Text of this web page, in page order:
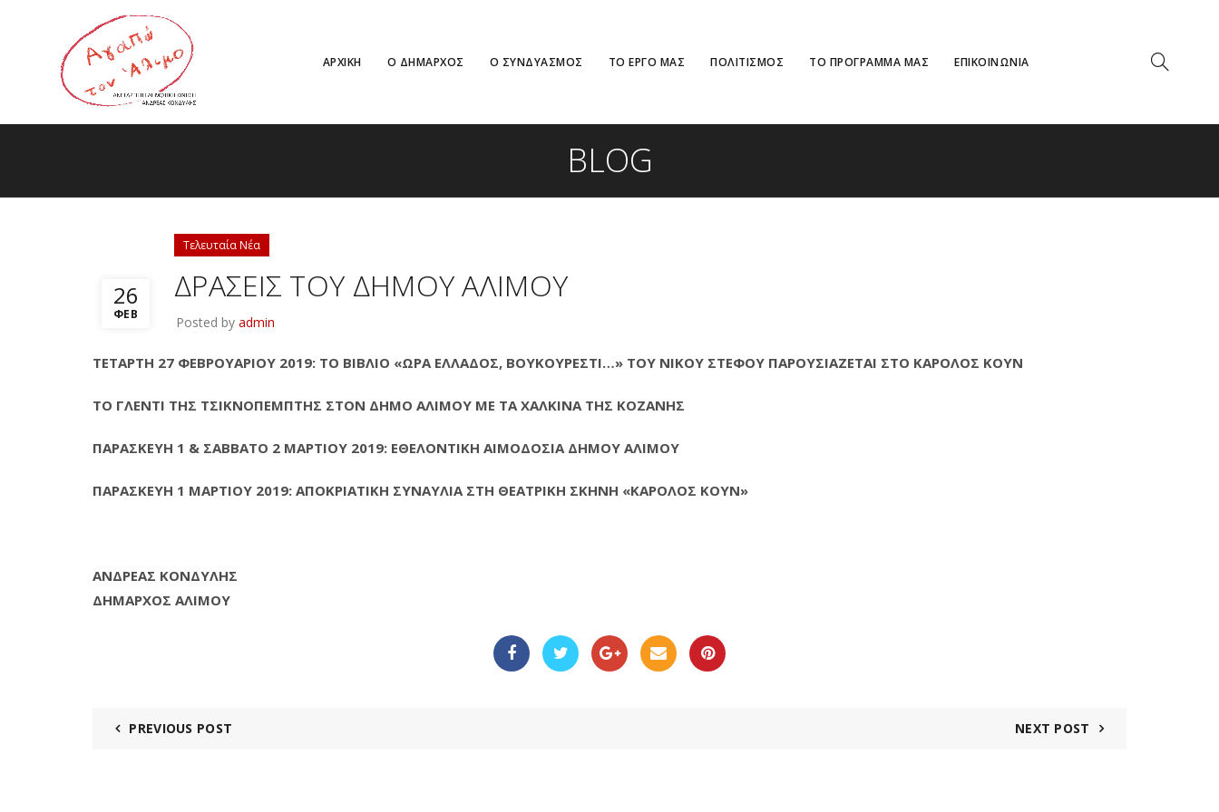
ΑΡΧΙΚΗ Ο ΔΗΜΑΡΧΟΣ Ο ΣΥΝΔΥΑΣΜΟΣ ΤΟ ΕΡΓΟ ΜΑΣ ΠΟΛΙΤΙΣΜΟΣ ΤΟ ΠΡΟΓΡΑΜΜΑ ΜΑΣ ΕΠΙΚΟΙΝΩΝΙΑ
BLOG
26
ΦΕΒ
Τελευταία Νέα
ΔΡΑΣΕΙΣ ΤΟΥ ΔΗΜΟΥ ΑΛΙΜΟΥ
Posted by admin
ΤΕΤΑΡΤΗ 27 ΦΕΒΡΟΥΑΡΙΟΥ 2019: ΤΟ ΒΙΒΛΙΟ «ΩΡΑ ΕΛΛΑΔΟΣ, ΒΟΥΚΟΥΡΕΣΤΙ…» ΤΟΥ ΝΙΚΟΥ ΣΤΕΦΟΥ ΠΑΡΟΥΣΙΑΖΕΤΑΙ ΣΤΟ ΚΑΡΟΛΟΣ ΚΟΥΝ
ΤΟ ΓΛΕΝΤΙ ΤΗΣ ΤΣΙΚΝΟΠΕΜΠΤΗΣ ΣΤΟΝ ΔΗΜΟ ΑΛΙΜΟΥ ΜΕ ΤΑ ΧΑΛΚΙΝΑ ΤΗΣ ΚΟΖΑΝΗΣ
ΠΑΡΑΣΚΕΥΗ 1 & ΣΑΒΒΑΤΟ 2 ΜΑΡΤΙΟΥ 2019: ΕΘΕΛΟΝΤΙΚΗ ΑΙΜΟΔΟΣΙΑ ΔΗΜΟΥ ΑΛΙΜΟΥ
ΠΑΡΑΣΚΕΥΗ 1 ΜΑΡΤΙΟΥ 2019: ΑΠΟΚΡΙΑΤΙΚΗ ΣΥΝΑΥΛΙΑ ΣΤΗ ΘΕΑΤΡΙΚΗ ΣΚΗΝΗ «ΚΑΡΟΛΟΣ ΚΟΥΝ»
ΑΝΔΡΕΑΣ ΚΟΝΔΥΛΗΣ
ΔΗΜΑΡΧΟΣ ΑΛΙΜΟΥ
PREVIOUS POST NEXT POST